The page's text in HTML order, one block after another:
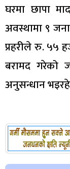
घरमा छापा
अवस्थामा ९
प्रहरीले रु. ५५
बरामद गरेको
अनुसन्धान